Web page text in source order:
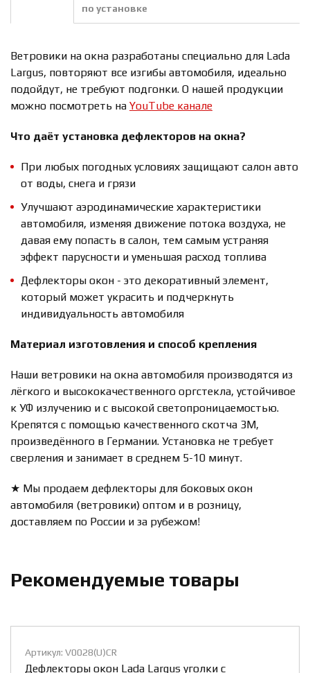
по установке
Ветровики на окна разработаны специально для Lada
Largus, повторяют все изгибы автомобиля, идеально
подойдут, не требуют подгонки. О нашей продукции
можно посмотреть на YouTube канале
Что даёт установка дефлекторов на окна?
При любых погодных условиях защищают салон авто
от воды, снега и грязи
Улучшают аэродинамические характеристики
автомобиля, изменяя движение потока воздуха, не
давая ему попасть в салон, тем самым устраняя
эффект парусности и уменьшая расход топлива
Дефлекторы окон - это декоративный элемент,
который может украсить и подчеркнуть
индивидуальность автомобиля
Материал изготовления и способ крепления
Наши ветровики на окна автомобиля производятся из
лёгкого и высококачественного оргстекла, устойчивое
к УФ излучению и с высокой светопроницаемостью.
Крепятся с помощью качественного скотча 3М,
произведённого в Германии. Установка не требует
сверления и занимает в среднем 5-10 минут.
★ Мы продаем дефлекторы для боковых окон
автомобиля (ветровики) оптом и в розницу,
доставляем по России и за рубежом!
Рекомендуемые товары
V0028(U)CR
окон Lada Largus уголки с